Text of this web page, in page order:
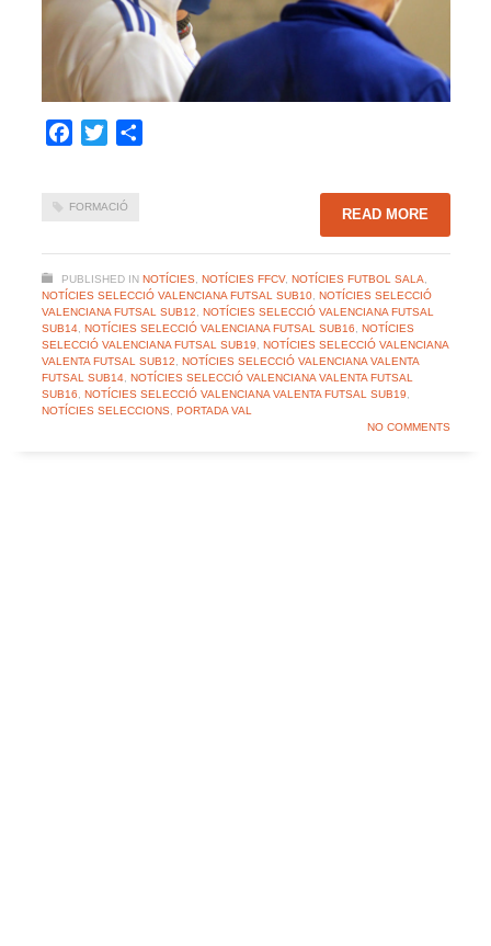
Facebook
Twitter
FORMACIÓ READ MORE
PUBLISHED IN NOTÍCIES, NOTÍCIES FFCV, NOTÍCIES FUTBOL SALA
NOTÍCIES SELECCIÓ VALENCIANA FUTSAL SUB10, NOTÍCIES SELECCIÓ
VALENCIANA FUTSAL SUB12
NOTÍCIES SELECCIÓ VALENCIANA FUTSAL
SUB14, NOTÍCIES SELECCIÓ VALENCIANA FUTSAL SUB16
NOTÍCIES
SELECCIÓ VALENCIANA FUTSAL SUB19
NOTÍCIES SELECCIÓ VALENCIANA
VALENTA FUTSAL SUB12
NOTÍCIES SELECCIÓ VALENCIANA VALENTA
FUTSAL SUB14, NOTÍCIES SELECCIÓ VALENCIANA VALENTA FUTSAL
SUB16
NOTÍCIES SELECCIÓ VALENCIANA VALENTA FUTSAL SUB19
NOTÍCIES SELECCIONS, PORTADA VAL
NO COMMENTS